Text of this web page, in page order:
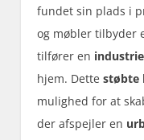
fundet sin plads i
og møbler tilbyder
tilfører en
hjem. Dettestøbte
mulighed for at
der afspejler en